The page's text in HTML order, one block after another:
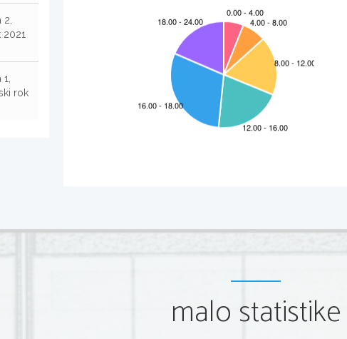
Zgodovina Izraelcev do Kristusovega
- naselitev v Kanaanu
- suženjstvo v Egiptu
- beg iz Egipta z  Mojzesom
- vrnitev v obljubljeno deželo
- neodvisnost Judeje
– prevod stare zaveze v grščino
- izvolitev (Abraham; ta izvolitev pomeni,
- zaveza (Noe)
rok
malo statistike